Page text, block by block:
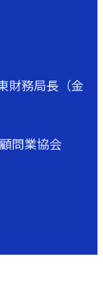
財務局長（金
問業協会